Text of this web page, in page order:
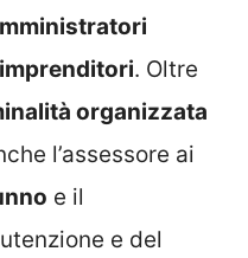
imprenditori. Oltre
organizzata
l’assessore ai
e il
e del